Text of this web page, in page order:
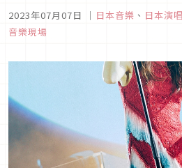
巡迴畫下完美句點。這次要為大家帶
Zepp Yokoh...
2023年07月07日 ｜ 日本音樂 、 日本演
音樂現場